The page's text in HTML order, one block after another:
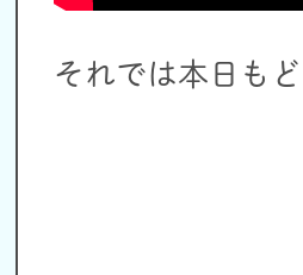
それでは本日も